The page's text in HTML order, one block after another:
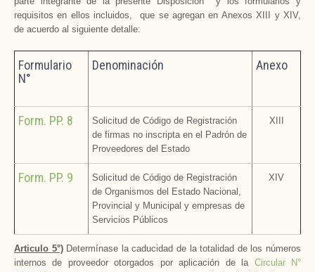
requisitos en ellos incluidos, que se agregan en Anexos XIII y XIV,
de acuerdo al siguiente detalle:
Formulario
N°
Denominación Anexo
Form. PP. 8
Solicitud de Código de Registración
de firmas no inscripta en el Padrón de
Proveedores del Estado
XIII
Form. PP. 9
Solicitud de Código de Registración
de Organismos del Estado Nacional,
Provincial y Municipal y empresas de
Servicios Públicos
XIV
Articulo 5°)Determínase la caducidad de la totalidad de los números
internos de proveedor otorgados por aplicación de la Circular N°